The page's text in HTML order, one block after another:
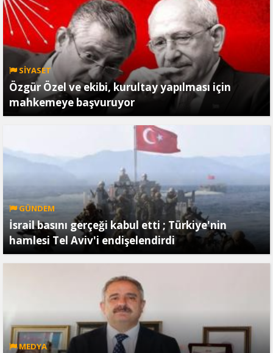
SİYASET
Özgür Özel ve ekibi, kurultay yapılması için
mahkemeye başvuruyor
GÜNDEM
İsrail basını gerçeği kabul etti ; Türkiye'nin
hamlesi Tel Aviv'i endişelendirdi
MEDYA